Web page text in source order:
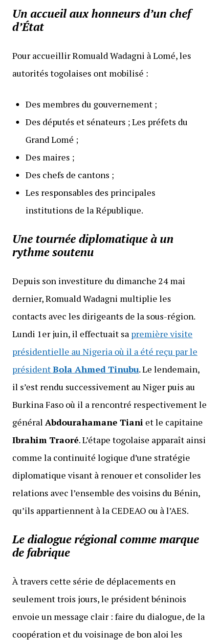
Un accueil aux honneurs d’un chef
d’État
Pour accueillir Romuald Wadagni à Lomé, les
autorités togolaises ont mobilisé :
Des membres du gouvernement ;
Des députés et sénateurs ; Les préfets du
Grand Lomé ;
Des maires ;
Des chefs de cantons ;
Les responsables des principales
institutions de la République.
Une tournée diplomatique à un
rythme soutenu
Depuis son investiture du dimanche 24 mai
dernier, Romuald Wadagni multiplie les
contacts avec les dirigeants de la sous-région.
Lundi 1er juin, il effectuait sa première visite
présidentielle au Nigeria où il a été reçu par le
présidentBola Ahmed Tinubu. Le lendemain,
il s’est rendu successivement au Niger puis au
Burkina Faso où il a rencontré respectivement le
général Abdourahamane Tianiet le capitaine
Ibrahim Traoré. L’étape togolaise apparaît ainsi
comme la continuité logique d’une stratégie
diplomatique visant à renouer et consolider les
relations avec l’ensemble des voisins du Bénin,
qu’ils appartiennent à la CEDEAO ou à l’AES.
Le dialogue régional comme marque
de fabrique
À travers cette série de déplacements en
seulement trois jours, le président béninois
envoie un message clair : faire du dialogue, de la
coopération et du voisinage de bon aloi les